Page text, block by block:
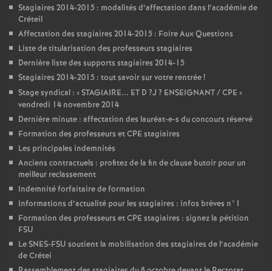
Stagiaires 2014-2015 : modalités d’affectation dans l’académie de
Créteil
Affectation des stagiaires 2014-2015 : Foire Aux Questions
Liste de titularisation des professeurs stagiaires
Dernière liste des supports stagiaires 2014-15
Stagiaires 2014-2015 : tout savoir sur votre rentrée!
Stage syndical : «STAGIAIRE... ET D ?J ? ENSEIGNANT/CPE »
vendredi 14 novembre 2014
Dernière minute : affectation des lauréat-e-s du concours réservé
Formation des professeurs etCPE stagiaires
Les principales indemnités
Anciens contractuels : profitez de la fin de clause butoir pour un
meilleur reclassement
Indemnité forfaitaire de formation
Informations d’actualité pour les stagiaires : infos brèves n°1
Formation des professeurs etCPE stagiaires : signez la pétition
FSU
LeSNES-FSU soutient la mobilisation des stagiaires de l’académie
de Crétei